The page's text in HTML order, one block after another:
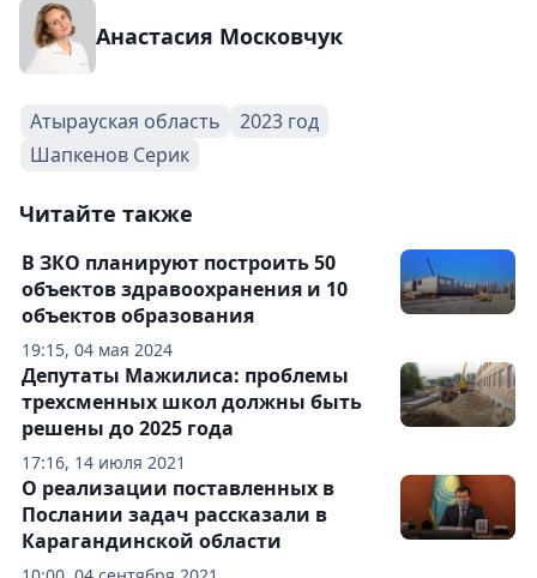
Анастасия Московчук
Атырауская область
2023 год
Шапкенов Серик
Читайте также
19:15, 04 мая 2024
В ЗКО планируют построить 50
объектов здравоохранения и 10
объектов образования
17:16, 14 июля 2021
Депутаты Мажилиса: проблемы
трехсменных школ должны быть
решены до 2025 года
О реализации поставленных в
Послании задач рассказали в
Карагандинской области